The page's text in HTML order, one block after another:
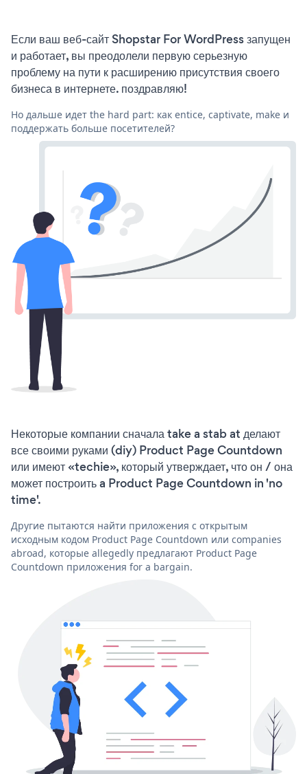
Если ваш веб-сайт Shopstar For WordPress запущен
и работает, вы преодолели первую серьезную
проблему на пути к расширению присутствия своего
бизнеса в интернете. поздравляю!
Но дальше идет the hard part: как entice, captivate, make и
поддержать больше посетителей?
Некоторые компании сначала take a stab at делают
все своими руками (diy) Product Page Countdown
или имеют «techie», который утверждает, что он / она
может построить a Product Page Countdown in 'no
time'.
Другие пытаются найти приложения с открытым
исходным кодом Product Page Countdown или companies
abroad, которые allegedly предлагают Product Page
Countdown приложения for a bargain.